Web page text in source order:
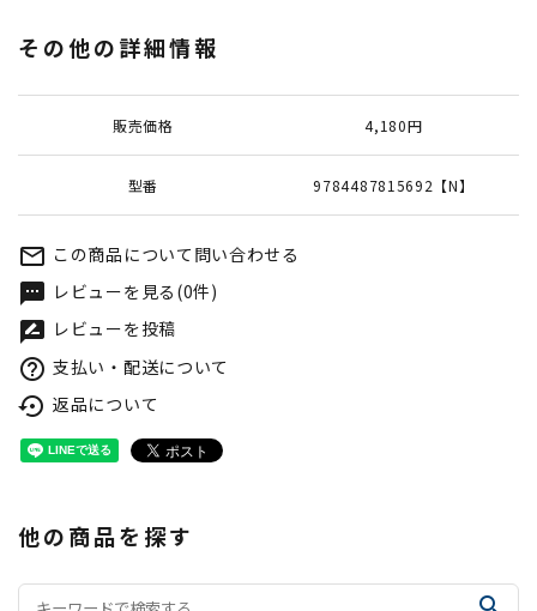
その他の詳細情報
販売価格 4,180円
型番 9784487815692【N】
mail_outline この商品について問い合わせる
textsms レビューを見る(0件)
rate_review レビューを投稿
help_outline 支払い・配送について
settings_backup_restore 返品について
他の商品を探す